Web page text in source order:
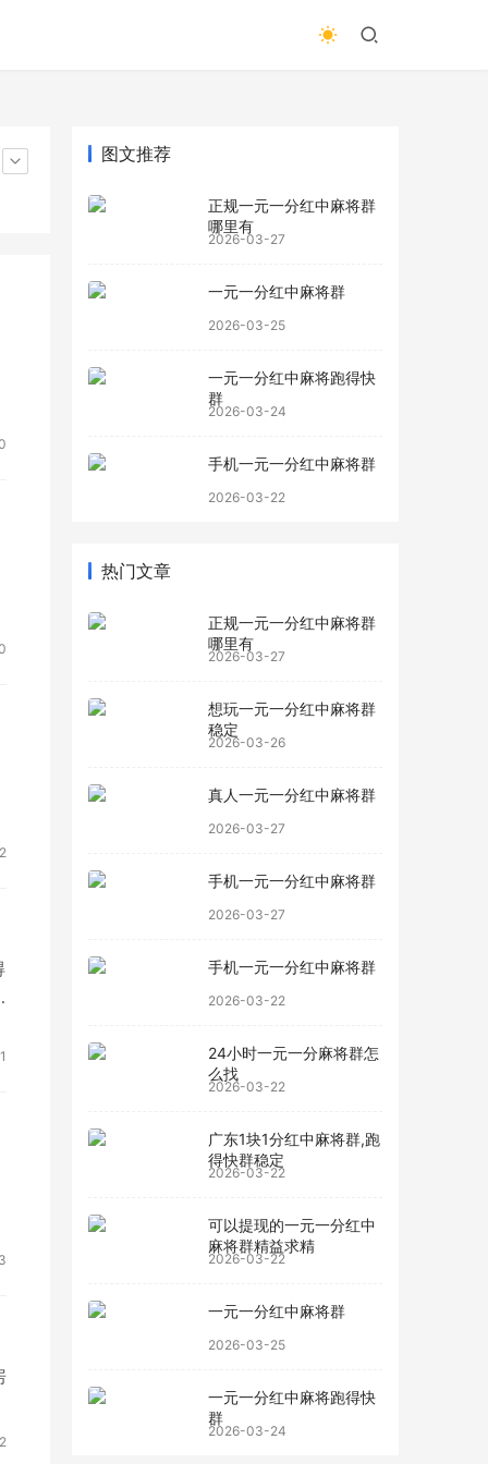
2
1
3
2
图文推荐
正规一元一分红中麻将群
哪里有
2026-03-27
一元一分红中麻将群
2026-03-25
一元一分红中麻将跑得快
群
2026-03-24
手机一元一分红中麻将群
2026-03-22
热门文章
正规一元一分红中麻将群
哪里有
2026-03-27
想玩一元一分红中麻将群
稳定
2026-03-26
真人一元一分红中麻将群
2026-03-27
手机一元一分红中麻将群
2026-03-27
手机一元一分红中麻将群
2026-03-22
24小时一元一分麻将群怎
么找
2026-03-22
广东1块1分红中麻将群,跑
得快群稳定
2026-03-22
可以提现的一元一分红中
麻将群精益求精
2026-03-22
一元一分红中麻将群
2026-03-25
一元一分红中麻将跑得快
群
2026-03-24